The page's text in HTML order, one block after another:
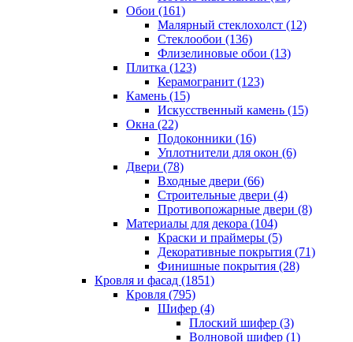
Обои (161)
Малярный стеклохолст (12)
Стеклообои (136)
Флизелиновые обои (13)
Плитка (123)
Керамогранит (123)
Камень (15)
Искусственный камень (15)
Окна (22)
Подоконники (16)
Уплотнители для окон (6)
Двери (78)
Входные двери (66)
Строительные двери (4)
Противопожарные двери (8)
Материалы для декора (104)
Краски и праймеры (5)
Декоративные покрытия (71)
Финишные покрытия (28)
Кровля и фасад (1851)
Кровля (795)
Шифер (4)
Плоский шифер (3)
Волновой шифер (1)